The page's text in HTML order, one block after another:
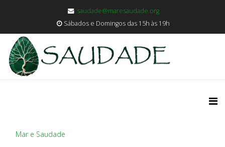
saudade@maresaudade.org
Sábados e Domingos das 15h às 19h
Mar e Saudade